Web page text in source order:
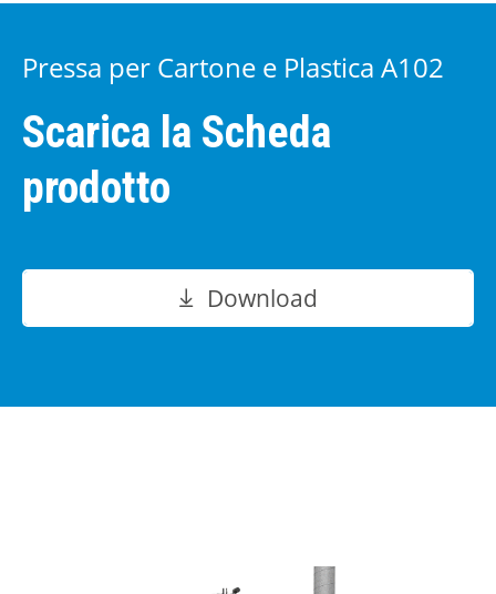
Pressa per Cartone e Plastica A102
Scarica la Scheda
prodotto
Download